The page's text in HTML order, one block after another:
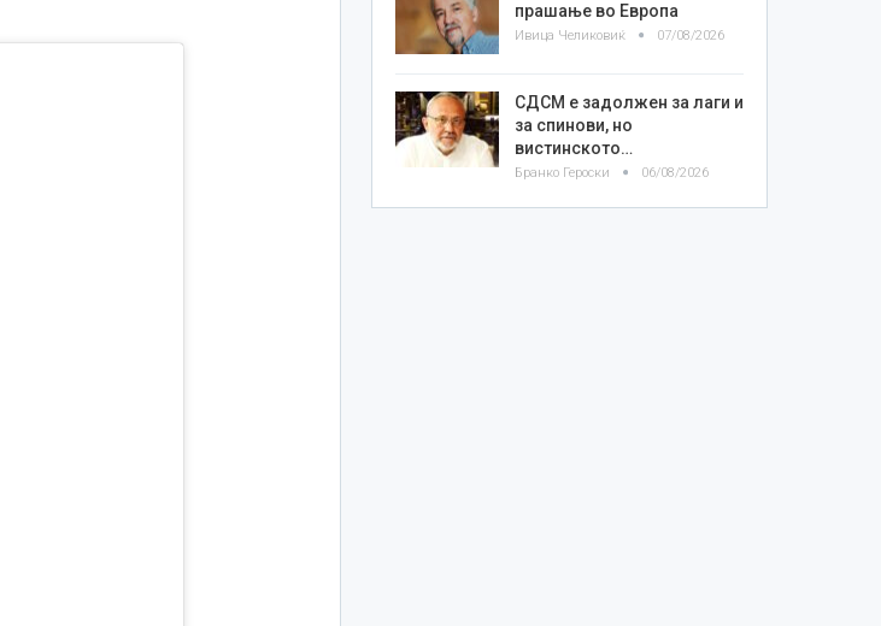
прашање во Европа
Ивица Челиковиќ 07/08/2026
СДСМ е задолжен за лаги и
за спинови, но
вистинското…
Бранко Героски 06/08/2026